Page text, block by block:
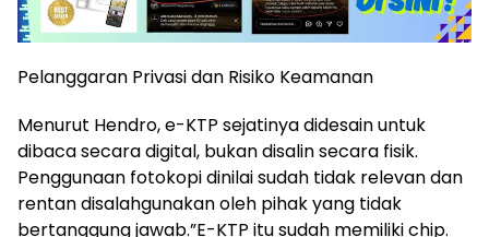
​Pelanggaran Privasi dan Risiko Keamanan
​Menurut Hendro, e-KTP sejatinya didesain untuk
dibaca secara digital, bukan disalin secara fisik.
Penggunaan fotokopi dinilai sudah tidak relevan dan
rentan disalahgunakan oleh pihak yang tidak
bertanggung jawab.​”E-KTP itu sudah memiliki chip.